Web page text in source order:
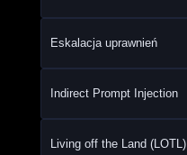
Eskalacja uprawnień
Indirect Prompt Injection
Living off the Land (LOTL)